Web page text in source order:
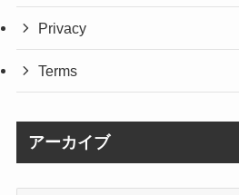
Privacy
Terms
アーカイブ